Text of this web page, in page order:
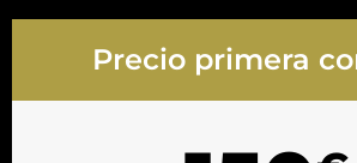
Precio primera